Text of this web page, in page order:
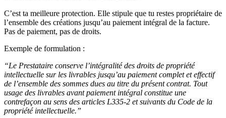
C’est ta meilleure protection. Elle stipule que tu restes propriétaire de
l’ensemble des créations jusqu’au paiement intégral de la facture.
Pas de paiement, pas de droits.
Exemple de formulation :
“Le Prestataire conserve l’intégralité des droits de propriété
intellectuelle sur les livrables jusqu’au paiement complet et effectif
de l’ensemble des sommes dues au titre du présent contrat. Tout
usage des livrables avant paiement intégral constitue une
contrefaçon au sens des articles L335-2 et suivants du Code de la
propriété intellectuelle.”